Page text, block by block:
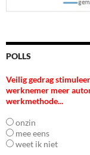
POLLS
Veilig gedrag
werknemer meer
werkmethode...
onzin
mee eens
weet ik niet